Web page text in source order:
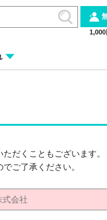
だくこともございます。
ご了承ください。